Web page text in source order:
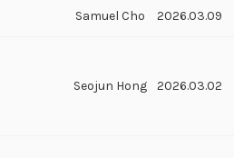
Samuel Cho 2026.03.09
Seojun Hong 2026.03.02